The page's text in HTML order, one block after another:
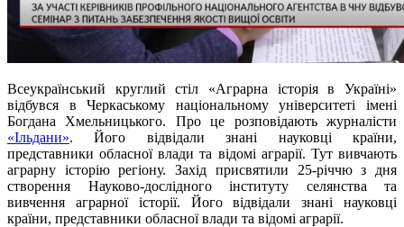
Всеукраїнський круглий стіл «Аграрна історія в Україні»
відбувся в Черкаському національному університеті імені
Богдана Хмельницького. Про це розповідають журналісти
«Ільдани». Його відвідали знані науковці країни,
представники обласної влади та відомі аграрії. Тут вивчають
аграрну історію регіону.Захід присвятили 25-річчю з дня
створення Науково-дослідного інституту селянства та
вивчення аграрної історії. Його відвідали знані науковці
країни, представники обласної влади та відомі аграрії.